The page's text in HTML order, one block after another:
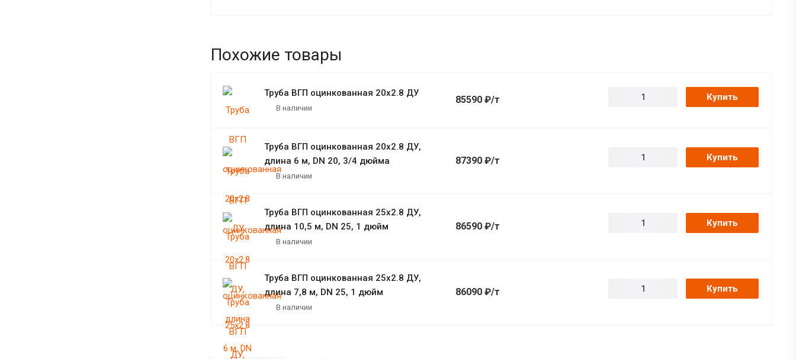
Похожие товары
Труба ВГП оцинкованная 20х2.8 ДУ
В наличии
85590 ₽/т Купить
Труба ВГП оцинкованная 20х2.8 ДУ,
длина 6 м, DN 20, 3/4 дюйма
В наличии
87390 ₽/т Купить
Труба ВГП оцинкованная 25х2.8 ДУ,
длина 10,5 м, DN 25, 1 дюйм
В наличии
86590 ₽/т Купить
Труба ВГП оцинкованная 25х2.8 ДУ,
длина 7,8 м, DN 25, 1 дюйм
В наличии
86090 ₽/т Купить